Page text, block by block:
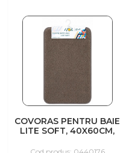
COVORAS PENTRU BAIE
LITE SOFT, 40X60CM,